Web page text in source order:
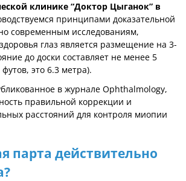
клинике “Доктор Цыганок” в
принципами доказательной
современным исследованиям,
глаз является размещение на 3-
до доски составляет не менее 5
это 6.3 метра).
в журнале Ophthalmology,
правильной коррекции и
расстояний для контроля миопии
парта действительно